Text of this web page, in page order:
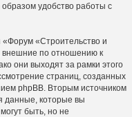
удобство работы с
«Строительство и
внешние по отношению к
они выходят за рамки этого
страниц, созданных
phpBB. Вторым источником
данные, которые вы
быть, но не